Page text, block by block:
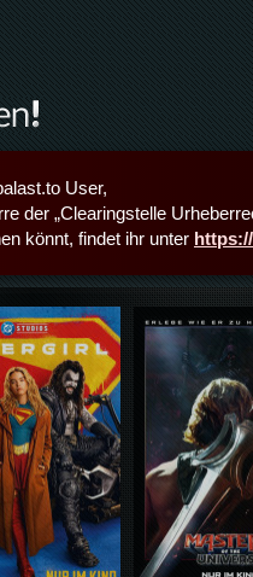
User,
der „Clearingstelle
könnt, findet ihr unter
Details,Play